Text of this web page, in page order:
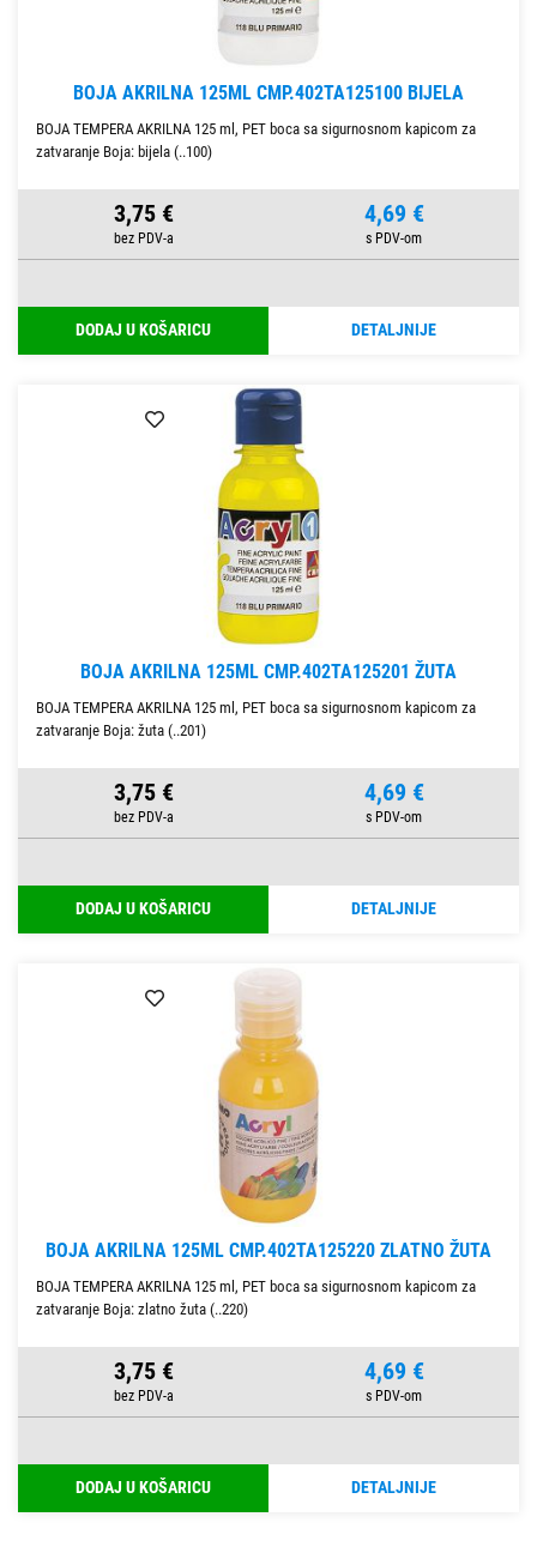
BOJA AKRILNA 125ML CMP.402TA125100 BIJELA
BOJA TEMPERA AKRILNA 125 ml, PET boca sa sigurnosnom kapicom za
zatvaranje Boja: bijela (..100)
3,75 € 4,69 €
DODAJ U KOŠARICU DETALJNIJE
BOJA AKRILNA 125ML CMP.402TA125201 ŽUTA
BOJA TEMPERA AKRILNA 125 ml, PET boca sa sigurnosnom kapicom za
zatvaranje Boja: žuta (..201)
3,75 € 4,69 €
DODAJ U KOŠARICU DETALJNIJE
BOJA AKRILNA 125ML CMP.402TA125220 ZLATNO ŽUTA
BOJA TEMPERA AKRILNA 125 ml, PET boca sa sigurnosnom kapicom za
zatvaranje Boja: zlatno žuta (..220)
3,75 € 4,69 €
DODAJ U KOŠARICU DETALJNIJE